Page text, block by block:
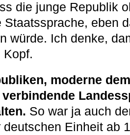
die junge Republik
Staatssprache, eben
würde. Ich denke,
Kopf.
moderne
So war ja auch
deutschen Einheit ab